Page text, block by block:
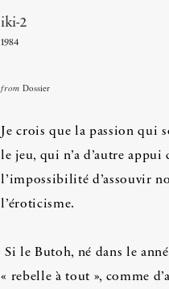
iki-2
1984
from Dossier
Je crois que la passion qui
le jeu, qui n’a d’autre
l’impossibilité d’assouvir
l’éroticisme.
Si le Butoh, né dans le
« rebelle à tout », comme